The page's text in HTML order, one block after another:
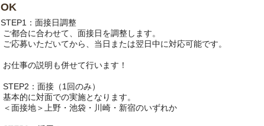
OK
STEP1：面接日調整
ご都合に合わせて、面接日を調整します。
ご応募いただいてから、当日または翌日中に対応可能です。
お仕事の説明も併せて行います！
STEP2：面接（1回のみ）
基本的に対面での実施となります。
＜面接地＞上野・池袋・川崎・新宿のいずれか